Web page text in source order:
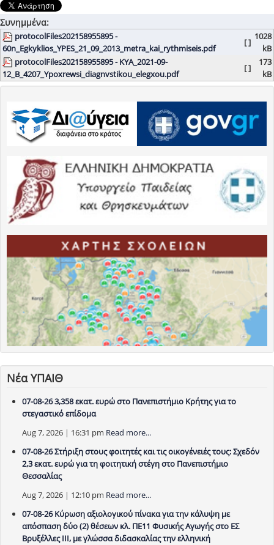
Συνημμένα:
protocolFiles202158955895 -
60n_Egkyklios_YPES_21_09_2013_metra_kai_rythmiseis.pdf
[ ]
1028
kB
protocolFiles202158955895 - KYA_2021-09-
12_B_4207_Ypoxrewsi_diagnvstikou_elegxou.pdf
[ ]
173
kB
Νέα ΥΠΑΙΘ
07-08-26 3,358 εκατ. ευρώ στο Πανεπιστήμιο Κρήτης για το
στεγαστικό επίδομα
Aug 7, 2026 | 16:31 pm Read more...
07-08-26 Στήριξη στους φοιτητές και τις οικογένειές τους: Σχεδόν
2,3 εκατ. ευρώ για τη φοιτητική στέγη στο Πανεπιστήμιο
Θεσσαλίας
Aug 7, 2026 | 12:10 pm Read more...
07-08-26 Κύρωση αξιολογικού πίνακα για την κάλυψη με
απόσπαση δύο (2) θέσεων κλ. ΠΕ11 Φυσικής Αγωγής στο ΕΣ
Βρυξέλλες ΙΙΙ, με γλώσσα διδασκαλίας την ελληνική